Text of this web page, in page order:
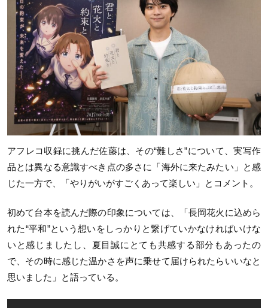
アフレコ収録に挑んだ佐藤は、その“難しさ”について、実写作
品とは異なる意識すべき点の多さに「海外に来たみたい」と感
じた一方で、「やりがいがすごくあって楽しい」とコメント。
初めて台本を読んだ際の印象については、「長岡花火に込めら
れた“平和”という想いをしっかりと繋げていかなければいけな
いと感じましたし、夏目誠にとても共感する部分もあったの
で、その時に感じた温かさを声に乗せて届けられたらいいなと
思いました」と語っている。